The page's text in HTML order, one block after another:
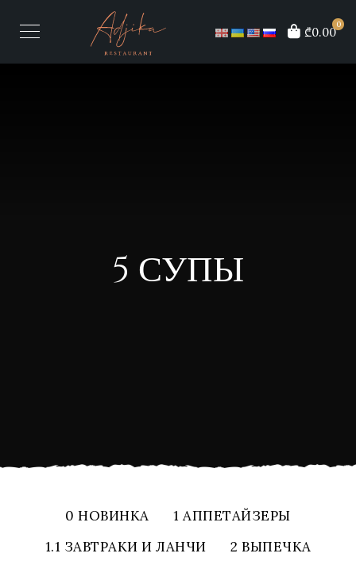
0
₾0.00
5 СУПЫ
0 НОВИНКА
1 АППЕТАЙЗЕРЫ
1.1 ЗАВТРАКИ И ЛАНЧИ
2 ВЫПЕЧКА